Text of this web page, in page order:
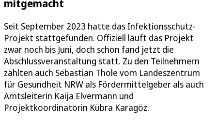
mitgemacht
Seit September 2023 hatte das Infektionsschutz-
Projekt stattgefunden. Offiziell läuft das Projekt
zwar noch bis Juni, doch schon fand jetzt die
Abschlussveranstaltung statt. Zu den Teilnehmern
zählten auch Sebastian Thole vom Landeszentrum
für Gesundheit NRW als Fördermittelgeber als auch
Amtsleiterin Kaija Elvermann und
Projektkoordinatorin Kübra Karagöz.